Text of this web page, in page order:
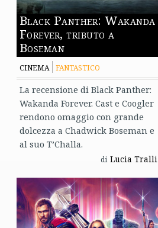
Black Panther: Wakanda
Forever, tributo a
Boseman
CINEMA FANTASTICO
La recensione di Black Panther:
Wakanda Forever. Cast e Coogler
rendono omaggio con grande
dolcezza a Chadwick Boseman e
al suo T’Challa.
di Lucia Tralli